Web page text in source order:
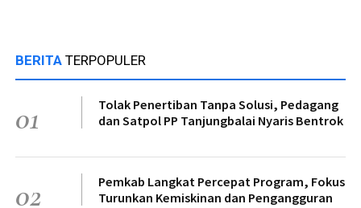
BERITA TERPOPULER
01
Tolak Penertiban Tanpa Solusi, Pedagang
dan Satpol PP Tanjungbalai Nyaris Bentrok
02
Pemkab Langkat Percepat Program, Fokus
Turunkan Kemiskinan dan Pengangguran